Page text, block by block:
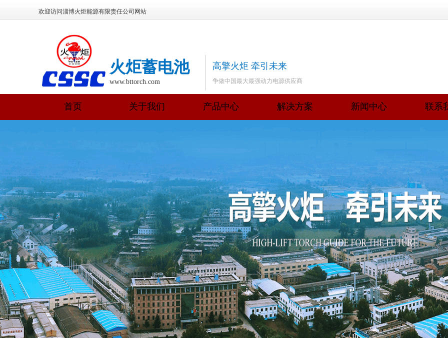
11111
欢迎访问淄博火炬能源有限责任公司网站
高擎火炬 牵引未来
争做中国最大最强动力电源供应商
火炬蓄电池
www.bttorch.com
首页 关于我们 产品中心 解决方案 新闻中心 联系
+
+